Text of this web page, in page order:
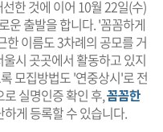
한 것에 이어 10월 22일(수)
운 출발을 합니다. '꼼꼼하게
한 이름도 3차례의 공모를 거
시 곳곳에서 활동하고 있지
모집방법도 '연중상시'로 전
실명인증 확인 후,꼼꼼한
게 등록할 수 있습니다.